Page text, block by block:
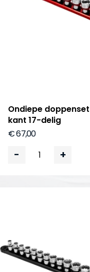
Ondiepe
kant 17-delig
€ 67,00
- +